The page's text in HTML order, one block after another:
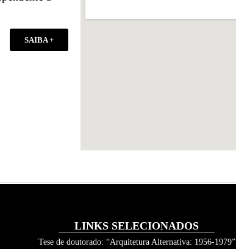
SAIBA +
LINKS SELECIONADOS
Tese de doutorado: “Arquitetura Alternativa: 1956-1979”